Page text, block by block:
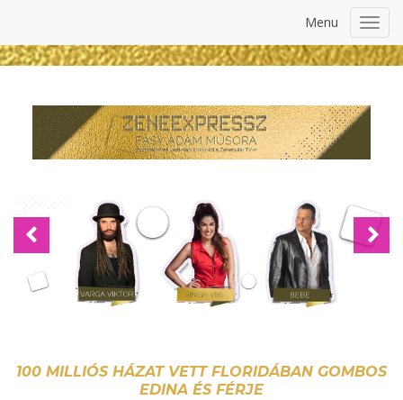
Menu
Previous
100 MILLIÓS HÁZAT VETT FLORIDÁBAN GOMBOS
EDINA ÉS FÉRJE